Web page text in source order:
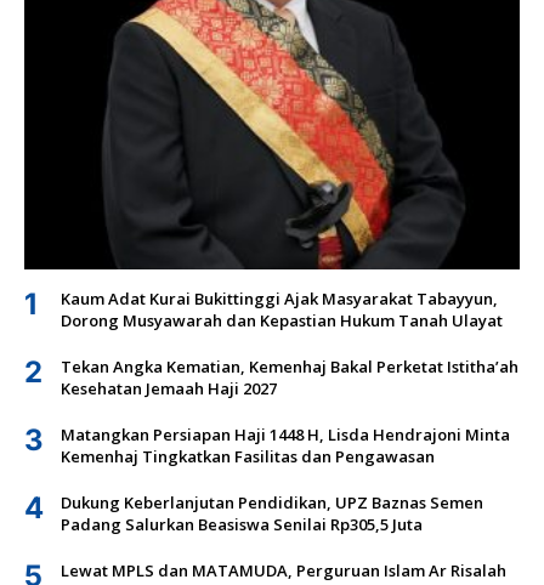
1
Kaum Adat Kurai Bukittinggi Ajak Masyarakat Tabayyun,
Dorong Musyawarah dan Kepastian Hukum Tanah Ulayat
2
Tekan Angka Kematian, Kemenhaj Bakal Perketat Istitha’ah
Kesehatan Jemaah Haji 2027
3
Matangkan Persiapan Haji 1448 H, Lisda Hendrajoni Minta
Kemenhaj Tingkatkan Fasilitas dan Pengawasan
4
Dukung Keberlanjutan Pendidikan, UPZ Baznas Semen
Padang Salurkan Beasiswa Senilai Rp305,5 Juta
5
Lewat MPLS dan MATAMUDA, Perguruan Islam Ar Risalah